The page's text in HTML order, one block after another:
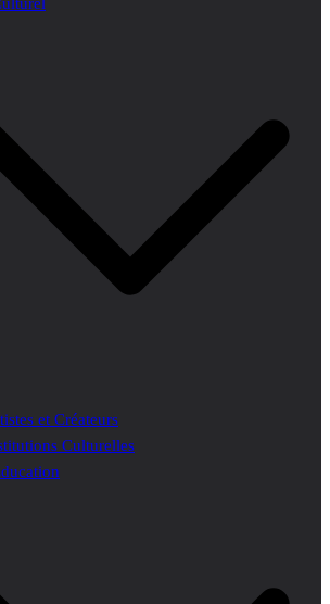
et Créateurs
Culturelles